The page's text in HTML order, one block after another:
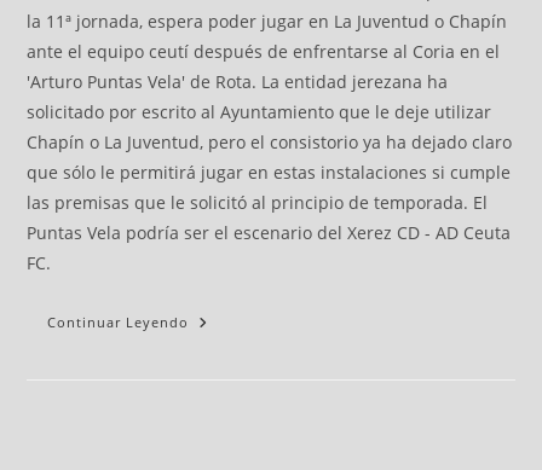
la 11ª jornada, espera poder jugar en La Juventud o Chapín
ante el equipo ceutí después de enfrentarse al Coria en el
'Arturo Puntas Vela' de Rota. La entidad jerezana ha
solicitado por escrito al Ayuntamiento que le deje utilizar
Chapín o La Juventud, pero el consistorio ya ha dejado claro
que sólo le permitirá jugar en estas instalaciones si cumple
las premisas que le solicitó al principio de temporada. El
Puntas Vela podría ser el escenario del Xerez CD - AD Ceuta
FC.
Continuar Leyendo